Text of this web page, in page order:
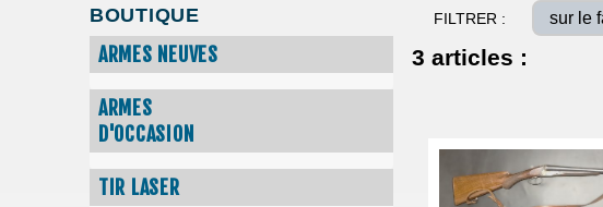
BOUTIQUE
ARMES NEUVES
ARMES
D'OCCASION
TIR LASER
FILTRER :
3 articles :